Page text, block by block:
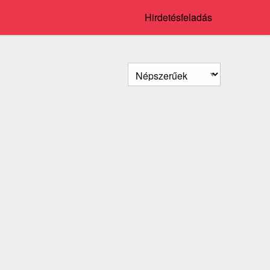
Hirdetésfeladás